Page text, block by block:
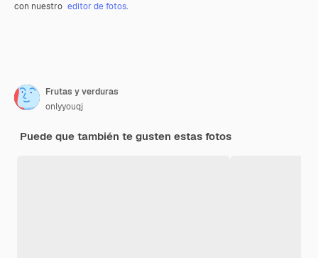
con nuestro editor de fotos.
Frutas y verduras
onlyyouqj
Puede que también te gusten estas fotos